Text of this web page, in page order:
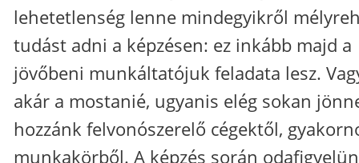
lehetetlenség lenne mindegyikről
tudást adni a képzésen: ez inkább majd a
jövőbeni munkáltatójuk feladata lesz.
akár a mostanié, ugyanis elég sokan
hozzánk felvonószerelő cégektől,
munkakörből. A képzés során